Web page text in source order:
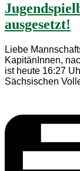
ausgesetzt!
Liebe
KapitänInnen,
ist heute 16:27
Sächsischen